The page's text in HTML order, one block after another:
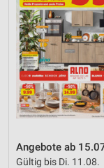
Angebote ab
Gültig bis Di. 11.08.